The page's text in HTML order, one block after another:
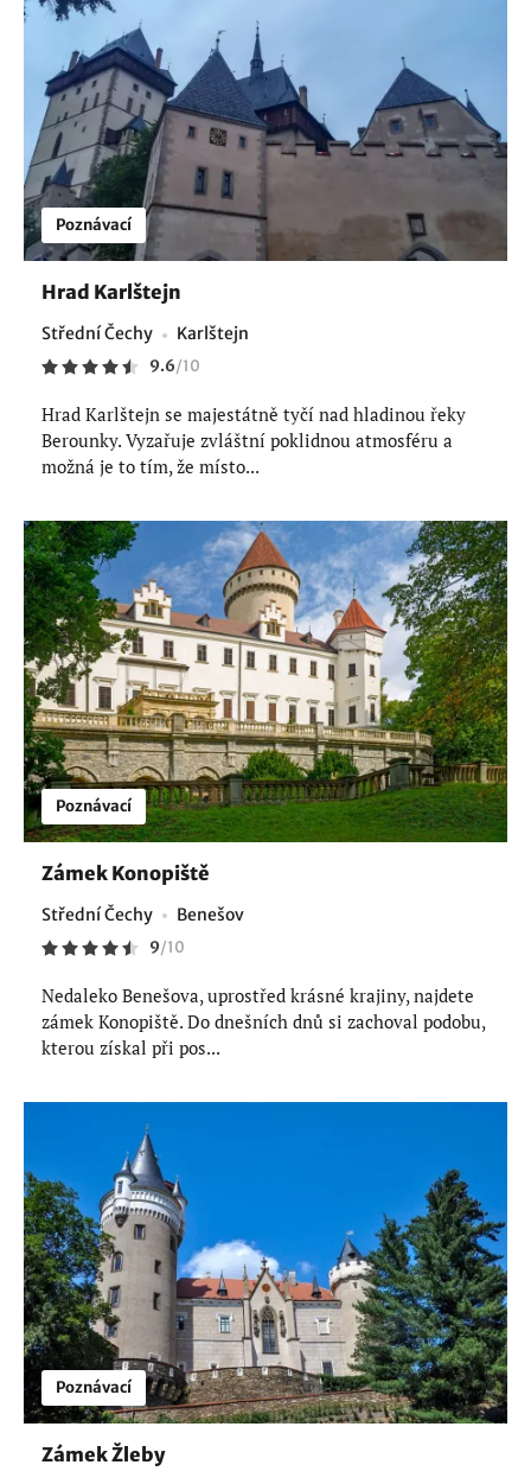
Poznávací
Hrad Karlštejn
Střední Čechy Karlštejn
9.6/10
Hrad Karlštejn se majestátně tyčí nad hladinou řeky
Berounky. Vyzařuje zvláštní poklidnou atmosféru a
možná je to tím, že místo...
Poznávací
Zámek Konopiště
Střední Čechy Benešov
9/10
Nedaleko Benešova, uprostřed krásné krajiny, najdete
zámek Konopiště. Do dnešních dnů si zachoval podobu,
kterou získal při pos...
Poznávací
Zámek Žleby